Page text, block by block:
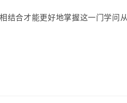
结合才能更好地掌握这一门学问